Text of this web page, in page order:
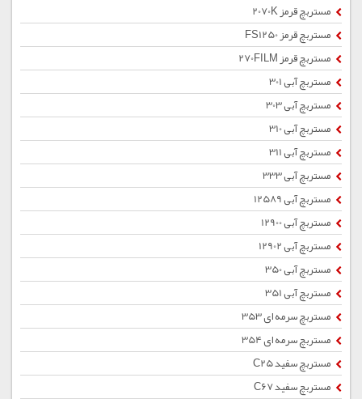
مستربچ قرمز 2070K
مستربچ قرمز FS1250
مستربچ قرمز 270FILM
مستربچ آبی 301
مستربچ آبی 303
مستربچ آبی 310
مستربچ آبی 311
مستربچ آبی 333
مستربچ آبی 12589
مستربچ آبی 12900
مستربچ آبی 12902
مستربچ آبی 350
مستربچ آبی 351
مستربچ سرمه ای 353
مستربچ سرمه ای 354
مستربچ سفید C25
مستربچ سفید C67